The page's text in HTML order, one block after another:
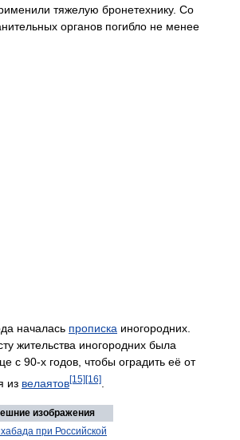
тяжелую бронетехнику. Со
органов погибло не менее
началась прописка иногородних.
жительства иногородних была
с 90-х годов, чтобы оградить её от
из велаятов[15][16]
изображения
при Российской